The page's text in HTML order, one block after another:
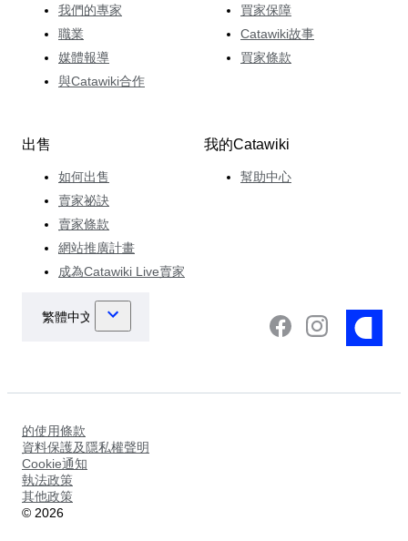
我們的專家
職業
媒體報導
與Catawiki合作
買家保障
Catawiki故事
買家條款
出售
如何出售
賣家祕訣
賣家條款
網站推廣計畫
成為Catawiki Live賣家
我的Catawiki
幫助中心
的使用條款
資料保護及隱私權聲明
Cookie通知
執法政策
其他政策
© 2026